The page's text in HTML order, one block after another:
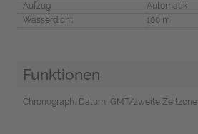
Aufzug
Automatik
Wasserdicht
100 m
Funktionen
Chronograph, Datum, GMT/zweite Zeitzone